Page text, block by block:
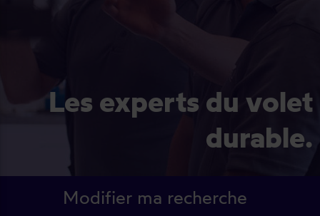
Les experts du volet
durable.
Modifier ma recherche